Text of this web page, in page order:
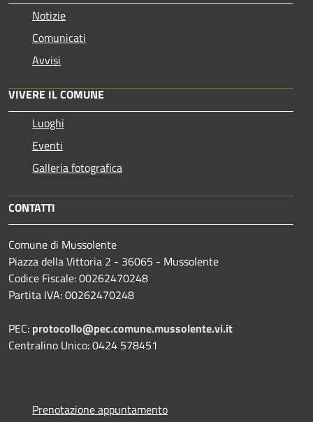
Notizie
Comunicati
Avvisi
VIVERE IL COMUNE
Luoghi
Eventi
Galleria fotografica
CONTATTI
Comune di Mussolente
Piazza della Vittoria 2 - 36065 - Mussolente
Codice Fiscale: 00262470248
Partita IVA: 00262470248
PEC: protocollo@pec.comune.mussolente.vi.it
Centralino Unico: 0424 578451
Prenotazione appuntamento